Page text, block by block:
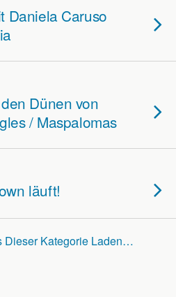
Daniela Caruso
Dünen von
/ Maspalomas
läuft!
Dieser Kategorie Laden…